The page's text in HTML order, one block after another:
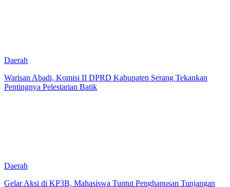
Daerah
Warisan Abadi, Komisi II DPRD Kabupaten Serang Tekankan
Pentingnya Pelestarian Batik
Daerah
Gelar Aksi di KP3B, Mahasiswa Tuntut Penghapusan Tunjangan